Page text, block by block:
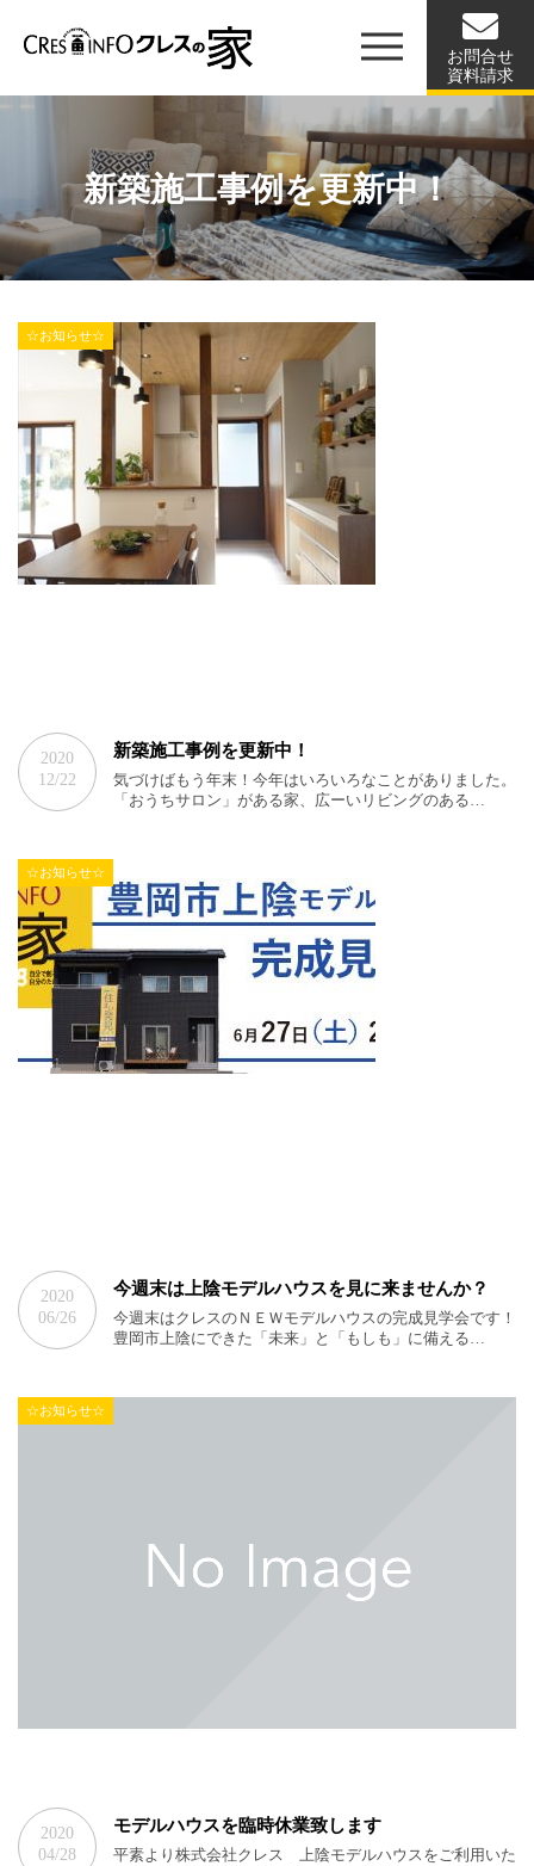
お問合せ
資料請求
新築施工事例を更新中！
☆お知らせ☆
2020
12/22
新築施工事例を更新中！
気づけばもう年末！今年はいろいろなことがありました。
「おうちサロン」がある家、広ーいリビングのある…
☆お知らせ☆
2020
06/26
今週末は上陰モデルハウスを見に来ませんか？
今週末はクレスのＮＥＷモデルハウスの完成見学会です！
豊岡市上陰にできた「未来」と「もしも」に備える…
☆お知らせ☆
2020
04/28
モデルハウスを臨時休業致します
平素より株式会社クレス 上陰モデルハウスをご利用いた